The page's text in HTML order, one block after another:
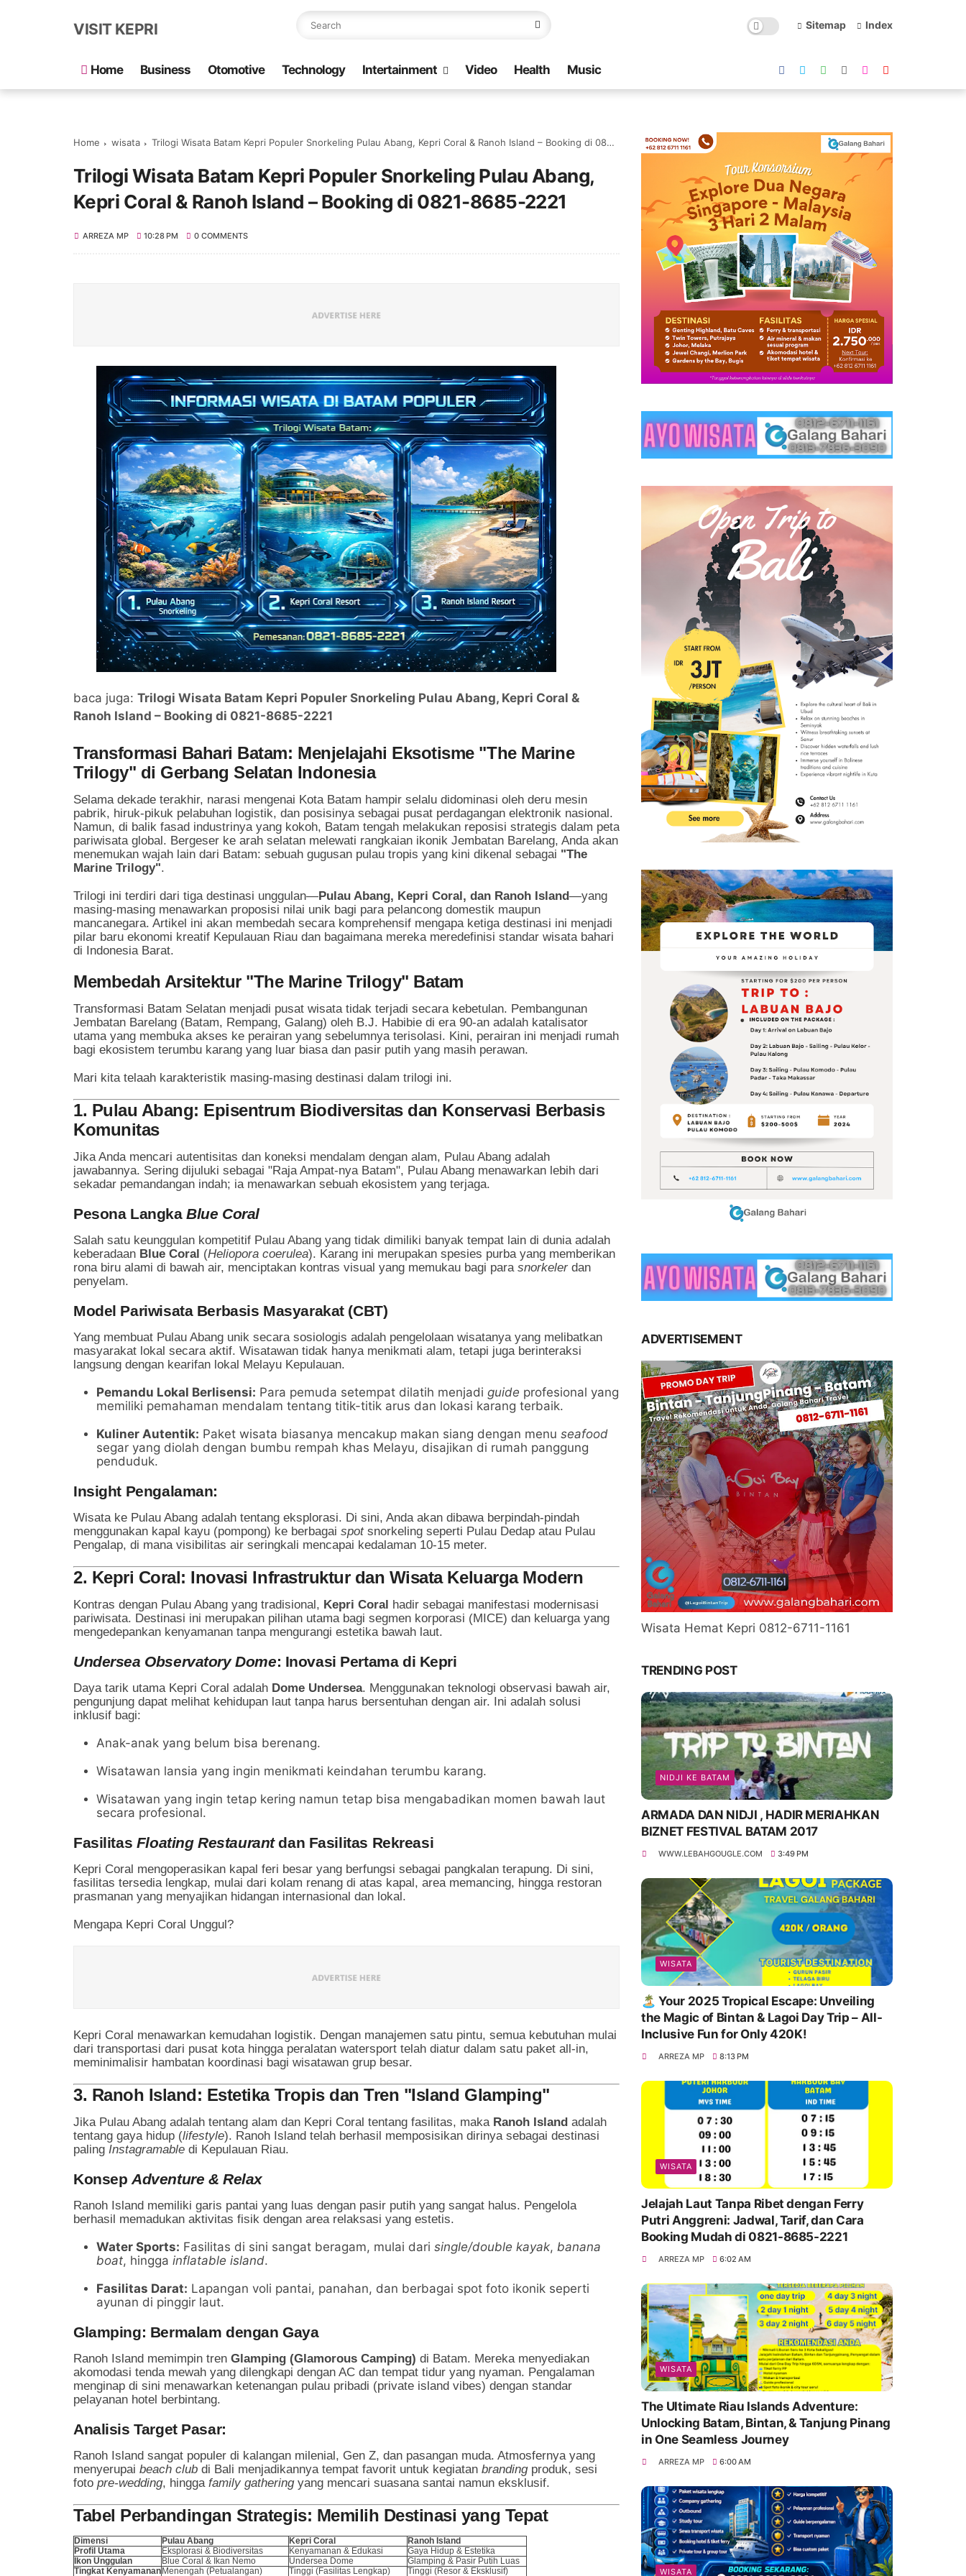
VISIT KEPRI Sitemap Index
Home Business Otomotive Technology Intertainment Video Health Music
Home wisata Trilogi Wisata Batam Kepri Populer Snorkeling Pulau Abang, Kepri Coral & Ranoh Island – Booking di 0821-8685-2221
Trilogi Wisata Batam Kepri Populer Snorkeling Pulau Abang,
Kepri Coral & Ranoh Island – Booking di 0821-8685-2221
ARREZA MP 10:28 PM 0 COMMENTS
baca juga: Trilogi Wisata Batam Kepri Populer Snorkeling Pulau Abang, Kepri Coral &
Ranoh Island – Booking di 0821-8685-2221
Transformasi Bahari Batam: Menjelajahi Eksotisme "The Marine
Trilogy" di Gerbang Selatan Indonesia
Selama dekade terakhir, narasi mengenai Kota Batam hampir selalu didominasi oleh deru mesin
pabrik, hiruk-pikuk pelabuhan logistik, dan posisinya sebagai pusat perdagangan elektronik nasional.
Namun, di balik fasad industrinya yang kokoh, Batam tengah melakukan reposisi strategis dalam peta
pariwisata global. Bergeser ke arah selatan melewati rangkaian ikonik Jembatan Barelang, Anda akan
menemukan wajah lain dari Batam: sebuah gugusan pulau tropis yang kini dikenal sebagai "The
Marine Trilogy".
Trilogi ini terdiri dari tiga destinasi unggulan—Pulau Abang, Kepri Coral, dan Ranoh Island—yang
masing-masing menawarkan proposisi nilai unik bagi para pelancong domestik maupun
mancanegara. Artikel ini akan membedah secara komprehensif mengapa ketiga destinasi ini menjadi
pilar baru ekonomi kreatif Kepulauan Riau dan bagaimana mereka meredefinisi standar wisata bahari
di Indonesia Barat.
Membedah Arsitektur "The Marine Trilogy" Batam
Transformasi Batam Selatan menjadi pusat wisata tidak terjadi secara kebetulan. Pembangunan
Jembatan Barelang (Batam, Rempang, Galang) oleh B.J. Habibie di era 90-an adalah katalisator
utama yang membuka akses ke perairan yang sebelumnya terisolasi. Kini, perairan ini menjadi rumah
bagi ekosistem terumbu karang yang luar biasa dan pasir putih yang masih perawan.
Mari kita telaah karakteristik masing-masing destinasi dalam trilogi ini.
1. Pulau Abang: Episentrum Biodiversitas dan Konservasi Berbasis
Komunitas
Jika Anda mencari autentisitas dan koneksi mendalam dengan alam, Pulau Abang adalah
jawabannya. Sering dijuluki sebagai "Raja Ampat-nya Batam", Pulau Abang menawarkan lebih dari
sekadar pemandangan indah; ia menawarkan sebuah ekosistem yang terjaga.
Pesona LangkaBlue Coral
Salah satu keunggulan kompetitif Pulau Abang yang tidak dimiliki banyak tempat lain di dunia adalah
keberadaan Blue Coral (Heliopora coerulea). Karang ini merupakan spesies purba yang memberikan
rona biru alami di bawah air, menciptakan kontras visual yang memukau bagi para snorkeler dan
penyelam.
Model Pariwisata Berbasis Masyarakat (CBT)
Yang membuat Pulau Abang unik secara sosiologis adalah pengelolaan wisatanya yang melibatkan
masyarakat lokal secara aktif. Wisatawan tidak hanya menikmati alam, tetapi juga berinteraksi
langsung dengan kearifan lokal Melayu Kepulauan.
Pemandu Lokal Berlisensi: Para pemuda setempat dilatih menjadi guide profesional yang
memiliki pemahaman mendalam tentang titik-titik arus dan lokasi karang terbaik.
Kuliner Autentik: Paket wisata biasanya mencakup makan siang dengan menu seafood
segar yang diolah dengan bumbu rempah khas Melayu, disajikan di rumah panggung
penduduk.
Insight Pengalaman:
Wisata ke Pulau Abang adalah tentang eksplorasi. Di sini, Anda akan dibawa berpindah-pindah
menggunakan kapal kayu (pompong) ke berbagai spotsnorkeling seperti Pulau Dedap atau Pulau
Pengalap, di mana visibilitas air seringkali mencapai kedalaman 10-15 meter.
2. Kepri Coral: Inovasi Infrastruktur dan Wisata Keluarga Modern
Kontras dengan Pulau Abang yang tradisional, Kepri Coral hadir sebagai manifestasi modernisasi
pariwisata. Destinasi ini merupakan pilihan utama bagi segmen korporasi (MICE) dan keluarga yang
mengedepankan kenyamanan tanpa mengurangi estetika bawah laut.
Undersea Observatory Dome: Inovasi Pertama di Kepri
Daya tarik utama Kepri Coral adalah Dome Undersea. Menggunakan teknologi observasi bawah air,
pengunjung dapat melihat kehidupan laut tanpa harus bersentuhan dengan air. Ini adalah solusi
inklusif bagi:
Anak-anak yang belum bisa berenang.
Wisatawan lansia yang ingin menikmati keindahan terumbu karang.
Wisatawan yang ingin tetap kering namun tetap bisa mengabadikan momen bawah laut
secara profesional.
Fasilitas Floating Restaurantdan Fasilitas Rekreasi
Kepri Coral mengoperasikan kapal feri besar yang berfungsi sebagai pangkalan terapung. Di sini,
fasilitas tersedia lengkap, mulai dari kolam renang di atas kapal, area memancing, hingga restoran
prasmanan yang menyajikan hidangan internasional dan lokal.
Mengapa Kepri Coral Unggul?
Kepri Coral menawarkan kemudahan logistik. Dengan manajemen satu pintu, semua kebutuhan mulai
dari transportasi dari pusat kota hingga peralatan watersport telah diatur dalam satu paket all-in,
meminimalisir hambatan koordinasi bagi wisatawan grup besar.
3. Ranoh Island: Estetika Tropis dan Tren "Island Glamping"
Jika Pulau Abang adalah tentang alam dan Kepri Coral tentang fasilitas, maka Ranoh Island adalah
tentang gaya hidup (lifestyle). Ranoh Island telah berhasil memposisikan dirinya sebagai destinasi
paling Instagramable di Kepulauan Riau.
KonsepAdventure & Relax
Ranoh Island memiliki garis pantai yang luas dengan pasir putih yang sangat halus. Pengelola
berhasil memadukan aktivitas fisik dengan area relaksasi yang estetis.
Water Sports: Fasilitas di sini sangat beragam, mulai dari single/double kayak, banana
boat, hingga inflatable island.
Fasilitas Darat: Lapangan voli pantai, panahan, dan berbagai spot foto ikonik seperti
ayunan di pinggir laut.
Glamping: Bermalam dengan Gaya
Ranoh Island memimpin tren Glamping (Glamorous Camping) di Batam. Mereka menyediakan
akomodasi tenda mewah yang dilengkapi dengan AC dan tempat tidur yang nyaman. Pengalaman
menginap di sini menawarkan ketenangan pulau pribadi (private island vibes) dengan standar
pelayanan hotel berbintang.
Analisis Target Pasar:
Ranoh Island sangat populer di kalangan milenial, Gen Z, dan pasangan muda. Atmosfernya yang
menyerupai beach club di Bali menjadikannya tempat favorit untuk kegiatan brandingproduk, sesi
foto pre-wedding, hingga family gatheringyang mencari suasana santai namun eksklusif.
Tabel Perbandingan Strategis: Memilih Destinasi yang Tepat
Dimensi Pulau Abang Kepri Coral
Ranoh Island
Profil Utama
Eksplorasi & Biodiversitas Kenyamanan & Edukasi
Gaya Hidup & Estetika
Ikon Unggulan
Blue Coral & Ikan Nemo Undersea Dome
Glamping & Pasir Putih Luas
Tingkat Kenyamanan Menengah (Petualangan) Tinggi (Fasilitas Lengkap) Tinggi (Resor & Eksklusif)
ADVERTISEMENT
Wisata Hemat Kepri 0812-6711-1161
TRENDING POST
NIDJI KE BATAM
ARMADA DAN NIDJI , HADIR MERIAHKAN
BIZNET FESTIVAL BATAM 2017
WWW.LEBAHGOUGLE.COM 3:49 PM
WISATA
🏝️ Your 2025 Tropical Escape: Unveiling
the Magic of Bintan & Lagoi Day Trip – All-
Inclusive Fun for Only 420K!
ARREZA MP 8:13 PM
WISATA
Jelajah Laut Tanpa Ribet dengan Ferry
Putri Anggreni: Jadwal, Tarif, dan Cara
Booking Mudah di 0821-8685-2221
ARREZA MP 6:02 AM
WISATA
The Ultimate Riau Islands Adventure:
Unlocking Batam, Bintan, & Tanjung Pinang
in One Seamless Journey
ARREZA MP 6:00 AM
WISATA